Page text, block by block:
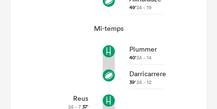
49'24 - 19
Mi-temps
Plummer
40'24 - 14
Darricarrere
39'24 - 12
Reus
24 - 7 37'